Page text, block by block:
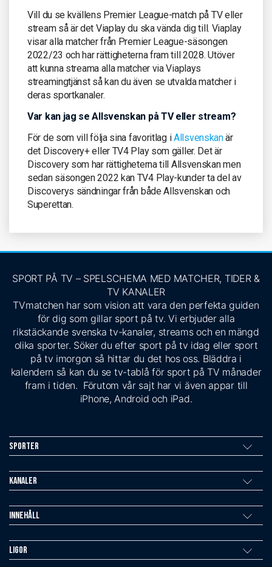
Vill du se kvällens Premier League-match på TV eller
stream så är det Viaplay du ska vända dig till. Viaplay
visar alla matcher från Premier League-säsongen
2022/23 och har rättigheterna fram till 2028. Utöver
att kunna streama alla matcher via Viaplays
streamingtjänst så kan du även se utvalda matcher i
deras sportkanaler.
Var kan jag se Allsvenskan på TV eller stream?
För de som vill följa sina favoritlag iAllsvenskanär
det Discovery+ eller TV4 Play som gäller. Det är
Discovery som har rättigheterna till Allsvenskan men
sedan säsongen 2022 kan TV4 Play-kunder ta del av
Discoverys sändningar från både Allsvenskan och
Superettan.
SPORT PÅ TV – SPELSCHEMA MED MATCHER, TIDER &
TV KANALER
TVmatchen har som vision att vara den perfekta guiden
för dig som gillar sport på tv. Vi erbjuder alla
rikstäckande svenska tv-kanaler, streams och en mängd
olika sporter. Söker du efter sport på tv idag eller sport
på tv imorgon så hittar du det hos oss. Bläddra i
kalendern så kan du se tv-tablå för sport på TV månader
fram i tiden. Förutom vår sajt har vi även appar till
iPhone, Android och iPad.
Sporter
Kanaler
Innehåll
Ligor